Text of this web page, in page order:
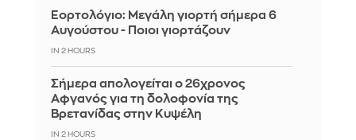
Εορτολόγιο: Μεγάλη γιορτή σήμερα 6
Αυγούστου - Ποιοι γιορτάζουν
IN 2 HOURS
Σήμερα απολογείται ο 26χρονος
Αφγανός για τη δολοφονία της
Βρετανίδας στην Κυψέλη
IN 2 HOURS